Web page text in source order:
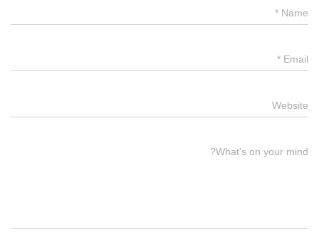
Name
*
Email
*
Website
What's on your mind?